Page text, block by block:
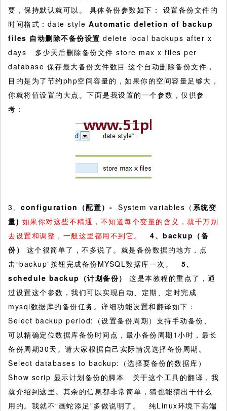
要，保持默认就可以。 具体备份参数如下： 设置备份文件的
时间格式：date style Automatic deletion of backup
files 自动删除不备份设置 delete local backups after x
days 多少天后删除备份文件 store max x files per
database 保存最大备份文件数目 这个自动删除备份文件，
目的是为了节约php空间容量的，如果你的空间容量足够大，
你就将值设置的大点。下面是我设置的一个参数，仅供参
考：
3、 configuration（配置）- System variables（ 系统变
量) 如果你对这些不精通，不知道每个变量的含义，就千万别
去设置和调整，一般这里都用不到它。
4、backup（备
份）
这个很简单了，不多说了。就是备份数据的地方，点
击“backup”按钮完成备份MYSQL数据库一次。 5、
schedule backup（计划备份）
这是本教程的重点了，通
过设置这个参数，我们可以实现自动、定期、定时完成
mysql数据库的备份任务。详细功能设置和翻译如下：
Select backup period:（设置备份周期）支持手动备份、
可以精确定位数据库备份时间点，最小备份周期1小时，最长
备份周期30天。请大家根据自己实际情况选择备份周期。
Select databases to backup:（选择要备份的数据库）
Show scrip 显示计划备份的脚本 关于这个工具的翻译，我
就介绍到这里。其余的信息都非常简单，猜也能猜出干什么
用的。我就不“画蛇添足”多做说明了。 纯Linux环境下高端